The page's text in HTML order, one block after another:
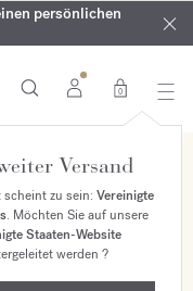
in Ihrer Bestellung*
und Körperöle bis zum
persönlichen
0
Versand
zu sein: Vereinigte
. Möchten Sie auf unsere
Staaten-Website
werden ?
ONLINE EXKLUSIV